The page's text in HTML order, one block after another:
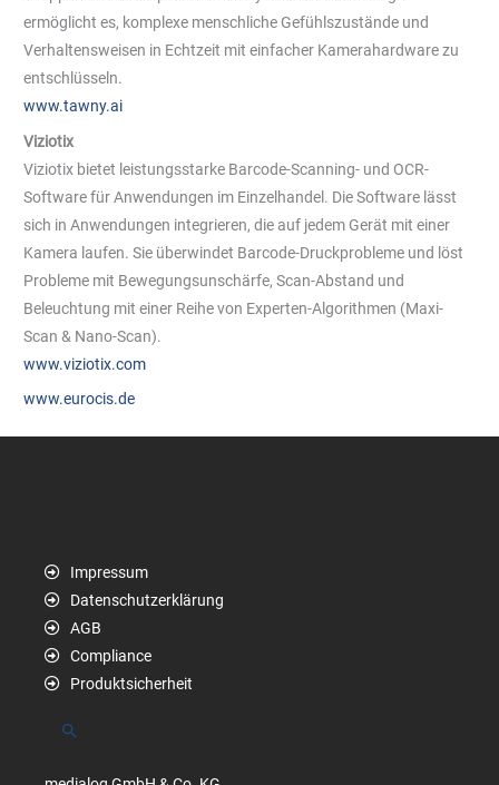
ermöglicht es, komplexe menschliche Gefühlszustände und
Verhaltensweisen in Echtzeit mit einfacher Kamerahardware zu
entschlüsseln.
www.tawny.ai
Viziotix
Viziotix bietet leistungsstarke Barcode-Scanning- und OCR-
Software für Anwendungen im Einzelhandel. Die Software lässt
sich in Anwendungen integrieren, die auf jedem Gerät mit einer
Kamera laufen. Sie überwindet Barcode-Druckprobleme und löst
Probleme mit Bewegungsunschärfe, Scan-Abstand und
Beleuchtung mit einer Reihe von Experten-Algorithmen (Maxi-
Scan & Nano-Scan).
www.viziotix.com
www.eurocis.de
Impressum
Datenschutzerklärung
AGB
Compliance
Produktsicherheit
Suchen